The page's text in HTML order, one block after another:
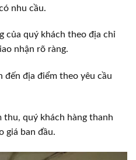
nhu cầu.
của quý khách theo địa chỉ
nhận rõ ràng.
đến địa điểm theo yêu cầu
thu, quý khách hàng thanh
giá ban đầu.